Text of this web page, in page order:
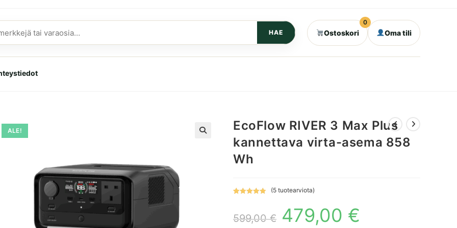
HAE Ostoskori
0
Oma tili
ALE!
EcoFlow RIVER 3 Max Plus
kannettava virta-asema 858
Wh
perustuen
(5tuotearviota)
599,00€
Alkuperäinen
hinta
oli:
479,00 €